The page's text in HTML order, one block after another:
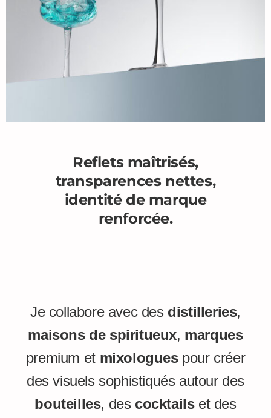
Reflets maîtrisés,
transparences nettes,
identité de marque
renforcée.
Je collabore avec des distilleries,
maisons de spiritueux, marques
premium et mixologuespour créer
des visuels sophistiqués autour des
bouteilles, des cocktailset des